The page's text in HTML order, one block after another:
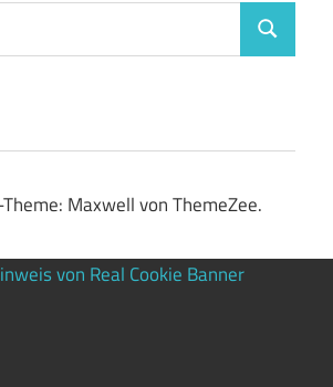
Suchen
Maxwell von ThemeZee.
von Real Cookie Banner